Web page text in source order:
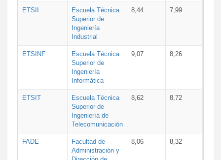
ETSII
Escuela Técnica
Superior de
Ingeniería
Industrial
8,44 7,99
ETSINF
Escuela Técnica
Superior de
Ingeniería
Informática
9,07 8,26
ETSIT
Escuela Técnica
Superior de
Ingeniería de
Telecomunicación
8,62 8,72
FADE
Facultad de
Administración y
8,06 8,32